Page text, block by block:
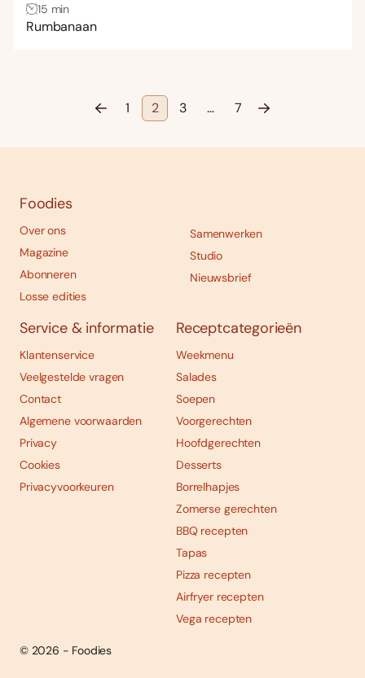
15 min
Rumbanaan
1 2 3 … 7
Foodies
Over ons
Magazine
Abonneren
Losse edities
Samenwerken
Studio
Nieuwsbrief
Service & informatie
Klantenservice
Veelgestelde vragen
Contact
Algemene voorwaarden
Privacy
Cookies
Privacyvoorkeuren
Receptcategorieën
Weekmenu
Salades
Soepen
Voorgerechten
Hoofdgerechten
Desserts
Borrelhapjes
Zomerse gerechten
BBQ recepten
Tapas
Pizza recepten
Airfryer recepten
Vega recepten
© 2026 - Foodies